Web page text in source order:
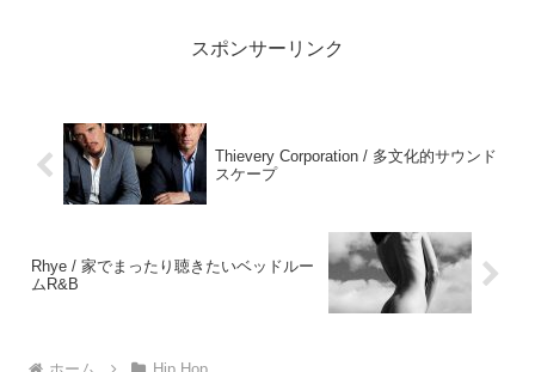
スポンサーリンク
Thievery Corporation / 多文化的サウンド
スケープ
Rhye / 家でまったり聴きたいベッドルー
ムR&B